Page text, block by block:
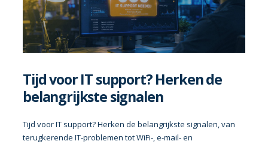
Tijd voor IT support? Herken de
belangrijkste signalen
Tijd voor IT support? Herken de belangrijkste signalen, van
terugkerende IT-problemen tot WiFi-, e-mail- en